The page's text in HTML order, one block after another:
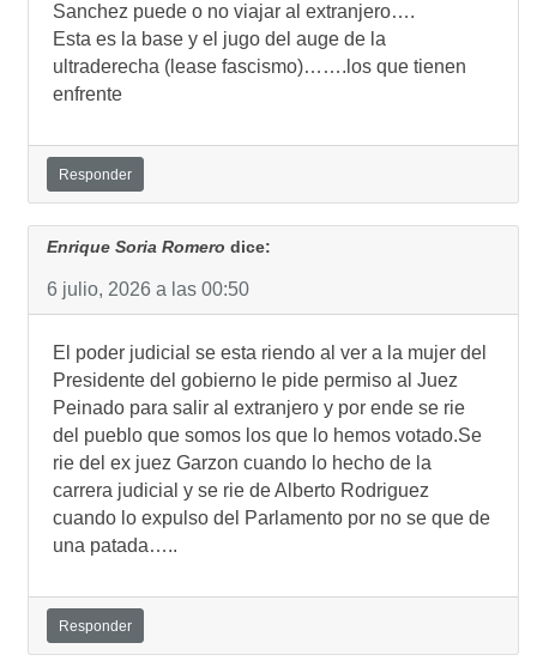
Sanchez puede o no viajar al extranjero….
Esta es la base y el jugo del auge de la
ultraderecha (lease fascismo)…….los que tienen
enfrente
Responder
Enrique Soria Romero dice:
6 julio, 2026 a las 00:50
El poder judicial se esta riendo al ver a la mujer del
Presidente del gobierno le pide permiso al Juez
Peinado para salir al extranjero y por ende se rie
del pueblo que somos los que lo hemos votado.Se
rie del ex juez Garzon cuando lo hecho de la
carrera judicial y se rie de Alberto Rodriguez
cuando lo expulso del Parlamento por no se que de
una patada…..
Responder